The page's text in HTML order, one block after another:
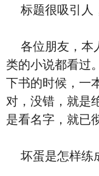
标题很吸引人
各位朋友，本
类的小说都看过
下书的时候，一
对，没错，就是
是看名字，就已
坏蛋是怎样练